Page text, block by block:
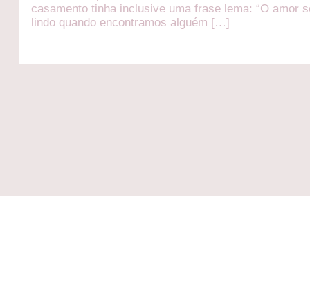
casamento tinha inclusive uma frase lema: “O amor
lindo quando encontramos alguém […]